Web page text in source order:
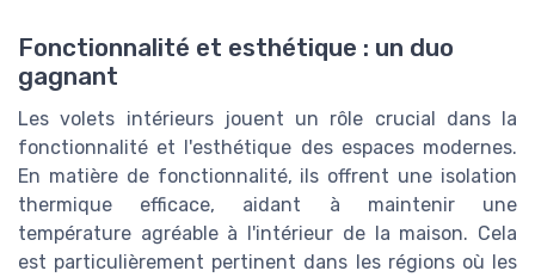
Fonctionnalité et esthétique : un duo
gagnant
Les volets intérieurs jouent un rôle crucial dans la
fonctionnalité et l'esthétique des espaces modernes.
En matière de fonctionnalité, ils offrent une isolation
thermique efficace, aidant à maintenir une
température agréable à l'intérieur de la maison. Cela
est particulièrement pertinent dans les régions où les